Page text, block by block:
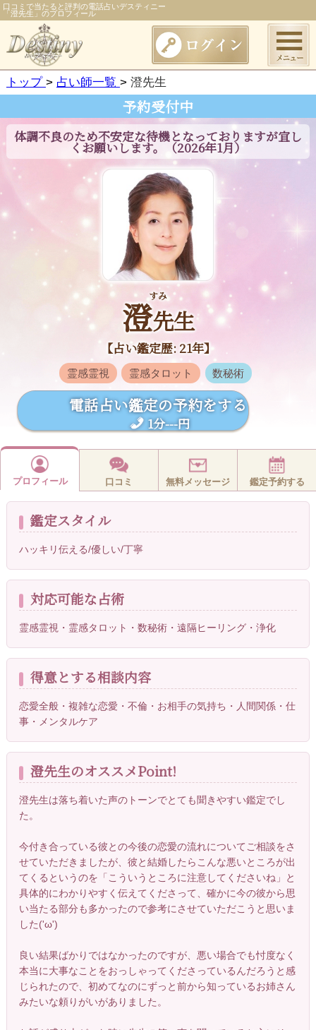
口コミで当たると評判の電話占いデスティニー
「澄先生」のプロフィール
トップ 占い師一覧 澄先生
予約受付中
体調不良のため不安定な待機となっておりますが宜し
くお願いします。（2026年1月）
すみ
澄先生
【占い鑑定歴: 21年】
霊感霊視 霊感タロット 数秘術
電話占い鑑定の予約をする
1分---円
プロフィール 口コミ 無料メッセージ 鑑定予約する
鑑定スタイル
ハッキリ伝える/優しい/丁寧
対応可能な占術
霊感霊視・霊感タロット・数秘術・遠隔ヒーリング・浄化
得意とする相談内容
恋愛全般・複雑な恋愛・不倫・お相手の気持ち・人間関係・仕
事・メンタルケア
澄先生のオススメPoint!
澄先生は落ち着いた声のトーンでとても聞きやすい鑑定でし
た。
今付き合っている彼との今後の恋愛の流れについてご相談をさ
せていただきましたが、彼と結婚したらこんな悪いところが出
てくるというのを「こういうところに注意してくださいね」と
具体的にわかりやすく伝えてくださって、確かに今の彼から思
い当たる部分も多かったので参考にさせていただこうと思いま
した('ω')
良い結果ばかりではなかったのですが、悪い場合でも忖度なく
本当に大事なことをおっしゃってくださっているんだろうと感
じられたので、初めてなのにずっと前から知っているお姉さん
みたいな頼りがいがありました。